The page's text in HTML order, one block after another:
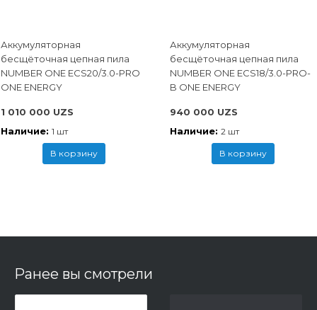
Аккумуляторная
бесщёточная цепная пила
NUMBER ONE ECS20/3.0-PRO
ONE ENERGY
1 010 000 UZS
Наличие: 1 шт
В корзину
Аккумуляторная
бесщёточная цепная пила
NUMBER ONE ECS18/3.0-PRO-
B ONE ENERGY
940 000 UZS
Наличие: 2 шт
В корзину
Ранее вы смотрели